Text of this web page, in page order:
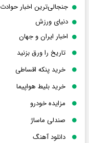
جنجالی‌ترین اخبار حوادث
دنیای ورزش
اخبار ایران و جهان
تاریخ را ورق بزنید
خرید پنکه اقساطی
خرید بلیط هواپیما
مزایده خودرو
صندلی ماساژ
دانلود آهنگ